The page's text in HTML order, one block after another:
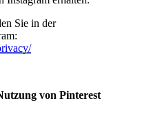
Sie in der
von Pinterest